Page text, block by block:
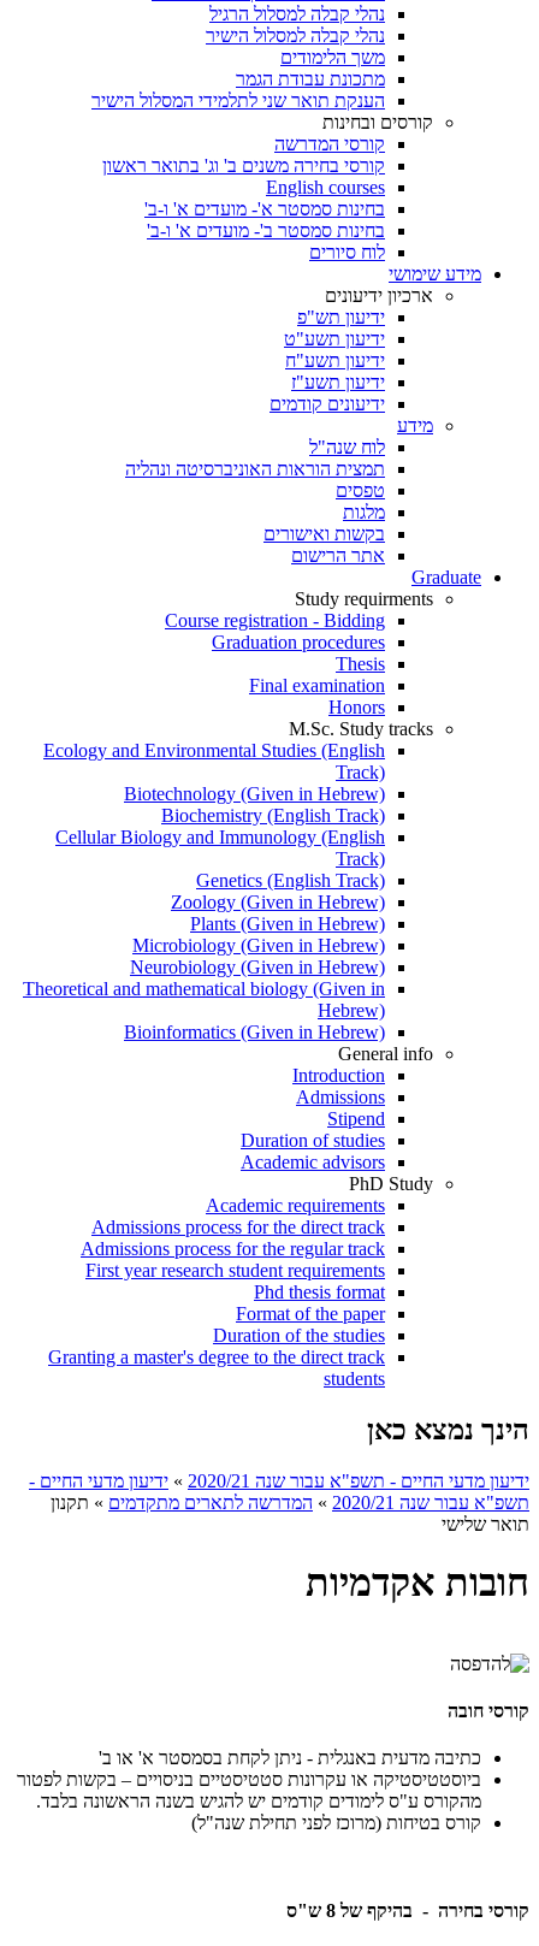
נהלי קבלה למסלול הרגיל
נהלי קבלה למסלול הישיר
משך הלימודים
מתכונת עבודת הגמר
הענקת תואר שני לתלמידי המסלול הישיר
קורסים ובחינות
קורסי המדרשה
קורסי בחירה משנים ב' וג' בתואר ראשון
English courses
בחינות סמסטר א'- מועדים א' ו-ב'
בחינות סמסטר ב'- מועדים א' ו-ב'
לוח סיורים
מידע שימושי
ארכיון ידיעונים
ידיעון תש"פ
ידיעון תשע"ט
ידיעון תשע"ח
ידיעון תשע"ז
ידיעונים קודמים
מידע
לוח שנה"ל
תמצית הוראות האוניברסיטה ונהליה
טפסים
מלגות
בקשות ואישורים
אתר הרישום
Graduate
Study requirments
Course registration - Bidding
Graduation procedures
Thesis
Final examination
Honors
M.Sc. Study tracks
Ecology and Environmental Studies (English
Track)
Biotechnology (Given in Hebrew)
Biochemistry (English Track)
Cellular Biology and Immunology (English
Track)
Genetics (English Track)
Zoology (Given in Hebrew)
Plants (Given in Hebrew)
Microbiology (Given in Hebrew)
Neurobiology (Given in Hebrew)
Theoretical and mathematical biology (Given in
Hebrew)
Bioinformatics (Given in Hebrew)
General info
Introduction
Admissions
Stipend
Duration of studies
Academic advisors
PhD Study
Academic requirements
Admissions process for the direct track
Admissions process for the regular track
First year research student requirements
Phd thesis format
Format of the paper
Duration of the studies
Granting a master's degree to the direct track
students
הינך נמצא כאן
ידיעון מדעי החיים - תשפ"א עבור שנה 2020/21 » ידיעון מדעי החיים -
תשפ"א עבור שנה 2020/21
» המדרשה לתארים מתקדמים » תקנון
תואר שלישי
חובות אקדמיות
קורסי חובה
כתיבה מדעית באנגלית - ניתן לקחת בסמסטר א' או ב'
ביוסטטיסטיקה או עקרונות סטטיסטיים בניסויים – בקשות לפטור
מהקורס ע"ס לימודים קודמים יש להגיש בשנה הראשונה בלבד.
קורס בטיחות (מרוכז לפני תחילת שנה"ל)
קורסי בחירה - בהיקף של 8 ש"ס